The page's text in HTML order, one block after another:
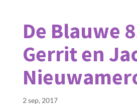
De Blauwe
Gerrit en
2 sep, 2017